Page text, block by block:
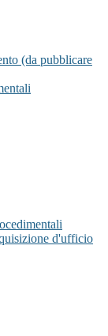
(da pubblicare
d'ufficio